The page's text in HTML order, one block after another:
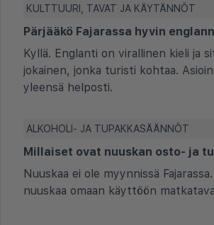
KULTTUURI, TAVAT JA KÄYTÄNNÖT
Pärjääkö Fajarassa hyvin
Kyllä. Englanti on virallinen kieli ja
jokainen, jonka turisti kohtaa.
yleensä helposti.
ALKOHOLI- JA TUPAKKASÄÄNNÖT
Millaiset ovat nuuskan osto- ja
Nuuskaa ei ole myynnissä
nuuskaa omaan käyttöön